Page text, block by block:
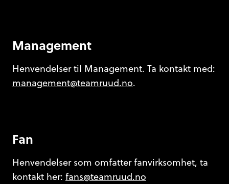
Management
Henvendelser til Management. Ta kontakt med:
management@teamruud.no.
Fan
Henvendelser som omfatter fanvirksomhet, ta
kontakt her: fans@teamruud.no